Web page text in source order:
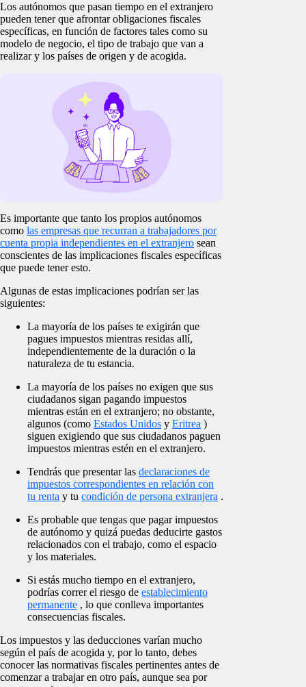
Los autónomos que pasan tiempo en el extranjero
pueden tener que afrontar obligaciones fiscales
específicas, en función de factores tales como su
modelo de negocio, el tipo de trabajo que van a
realizar y los países de origen y de acogida.
Es importante que tanto los propios autónomos
como las empresas que recurran a trabajadores por
cuenta propia independientes en el extranjero sean
conscientes de las implicaciones fiscales específicas
que puede tener esto.
Algunas de estas implicaciones podrían ser las
siguientes:
La mayoría de los países te exigirán que
pagues impuestos mientras residas allí,
independientemente de la duración o la
naturaleza de tu estancia.
La mayoría de los países no exigen que sus
ciudadanos sigan pagando impuestos
mientras están en el extranjero; no obstante,
algunos (como Estados Unidos y Eritrea )
siguen exigiendo que sus ciudadanos paguen
impuestos mientras estén en el extranjero.
Tendrás que presentar las declaraciones de
impuestos correspondientes en relación con
tu renta y tu condición de persona extranjera .
Es probable que tengas que pagar impuestos
de autónomo y quizá puedas deducirte gastos
relacionados con el trabajo, como el espacio
y los materiales.
Si estás mucho tiempo en el extranjero,
podrías correr el riesgo de establecimiento
permanente , lo que conlleva importantes
consecuencias fiscales.
Los impuestos y las deducciones varían mucho
según el país de acogida y, por lo tanto, debes
conocer las normativas fiscales pertinentes antes de
comenzar a trabajar en otro país, aunque sea por